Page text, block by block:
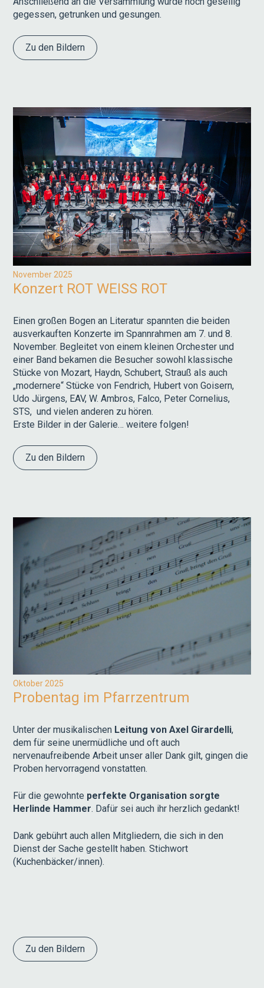
gegessen, getrunken und gesungen.
Zu den Bildern
November 2025
Konzert ROT WEISS ROT
Einen großen Bogen an Literatur spannten die beiden
ausverkauften Konzerte im Spannrahmen am 7. und 8.
November. Begleitet von einem kleinen Orchester und
einer Band bekamen die Besucher sowohl klassische
Stücke von Mozart, Haydn, Schubert, Strauß als auch
„modernere“ Stücke von Fendrich, Hubert von Goisern,
Udo Jürgens, EAV, W. Ambros, Falco, Peter Cornelius,
STS, und vielen anderen zu hören.
Erste Bilder in der Galerie… weitere folgen!
Zu den Bildern
Oktober 2025
Probentag im Pfarrzentrum
Unter der musikalischen Leitung von Axel Girardelli,
dem für seine unermüdliche und oft auch
nervenaufreibende Arbeit unser aller Dank gilt, gingen die
Proben hervorragend vonstatten.
Für die gewohnte perfekte Organisation sorgte
Herlinde Hammer. Dafür sei auch ihr herzlich gedankt!
Dank gebührt auch allen Mitgliedern, die sich in den
Dienst der Sache gestellt haben. Stichwort
(Kuchenbäcker/innen).
Zu den Bildern